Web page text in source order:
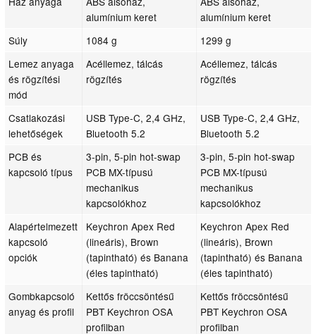
alumínium keret
alumínium keret
Súly
1084 g
1299 g
Lemez anyaga
és rögzítési
mód
Acéllemez, tálcás
rögzítés
Acéllemez, tálcás
rögzítés
Csatlakozási
lehetőségek
USB Type-C, 2,4 GHz,
Bluetooth 5.2
USB Type-C, 2,4 GHz,
Bluetooth 5.2
PCB és
kapcsoló típus
3-pin, 5-pin hot-swap
PCB MX-típusú
mechanikus
kapcsolókhoz
3-pin, 5-pin hot-swap
PCB MX-típusú
mechanikus
kapcsolókhoz
Alapértelmezett
kapcsoló
opciók
Keychron Apex Red
(lineáris), Brown
(tapintható) és Banana
(éles tapintható)
Keychron Apex Red
(lineáris), Brown
(tapintható) és Banana
(éles tapintható)
Gombkapcsoló
anyag és profil
Kettős fröccsöntésű
PBT Keychron OSA
profilban
Kettős fröccsöntésű
PBT Keychron OSA
profilban